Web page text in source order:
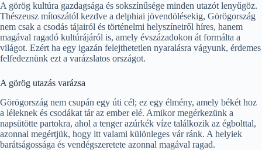
A görög kultúra gazdagsága és sokszínűsége minden utazót lenyűgöz.
Thészeusz mítoszától kezdve a delphiai jövendölésekig, Görögország
nem csak a csodás tájairól és történelmi helyszíneiről híres, hanem
magával ragadó kultúrájáról is, amely évszázadokon át formálta a
világot. Ezért ha egy igazán felejthetetlen nyaralásra vágyunk, érdemes
felfedeznünk ezt a varázslatos országot.
A görög utazás varázsa
Görögország nem csupán egy úti cél; ez egy élmény, amely békét hoz
a léleknek és csodákat tár az ember elé. Amikor megérkezünk a
napsütötte partokra, ahol a tenger azúrkék víze találkozik az égbolttal,
azonnal megértjük, hogy itt valami különleges vár ránk. A helyiek
barátságossága és vendégszeretete azonnal magával ragad.